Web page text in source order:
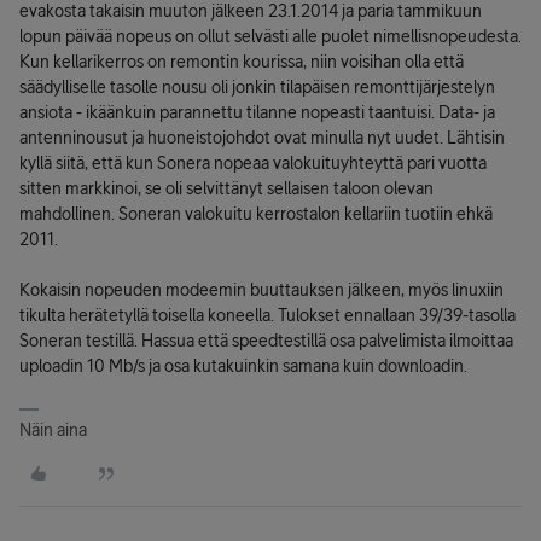
evakosta takaisin muuton jälkeen 23.1.2014 ja paria tammikuun
lopun päivää nopeus on ollut selvästi alle puolet nimellisnopeudesta.
Kun kellarikerros on remontin kourissa, niin voisihan olla että
säädylliselle tasolle nousu oli jonkin tilapäisen remonttijärjestelyn
ansiota - ikäänkuin parannettu tilanne nopeasti taantuisi. Data- ja
antenninousut ja huoneistojohdot ovat minulla nyt uudet. Lähtisin
kyllä siitä, että kun Sonera nopeaa valokuituyhteyttä pari vuotta
sitten markkinoi, se oli selvittänyt sellaisen taloon olevan
mahdollinen. Soneran valokuitu kerrostalon kellariin tuotiin ehkä
2011.
Kokaisin nopeuden modeemin buuttauksen jälkeen, myös linuxiin
tikulta herätetyllä toisella koneella. Tulokset ennallaan 39/39-tasolla
Soneran testillä. Hassua että speedtestillä osa palvelimista ilmoittaa
uploadin 10 Mb/s ja osa kutakuinkin samana kuin downloadin.
Näin aina